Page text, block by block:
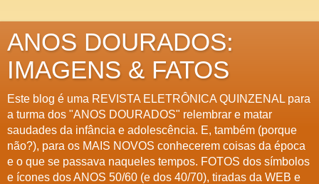
ANOS DOURADOS:
IMAGENS & FATOS
Este blog é uma REVISTA ELETRÔNICA QUINZENAL para
a turma dos "ANOS DOURADOS" relembrar e matar
saudades da infância e adolescência. E, também (porque
não?), para os MAIS NOVOS conhecerem coisas da época
e o que se passava naqueles tempos. FOTOS dos símbolos
e ícones dos ANOS 50/60 (e dos 40/70), tiradas da WEB e